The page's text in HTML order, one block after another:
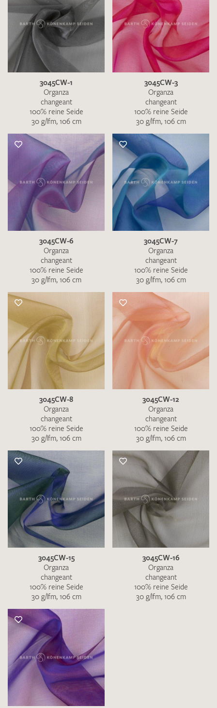
Ich bin damit einverstanden, dass meine angegebenen Daten
zur Beantwortung meiner Musteranfrage genutzt werden.
DieDatenschutzbestimmungen habe ich zur Kenntnis
genommen und akzeptiere diese.
3045CW-1
Organza
changeant
100% reine Seide
30 g/lfm, 106 cm
3045CW-3
Organza
changeant
100% reine Seide
30 g/lfm, 106 cm
3045CW-6
Organza
changeant
100% reine Seide
30 g/lfm, 106 cm
3045CW-7
Organza
changeant
100% reine Seide
30 g/lfm, 106 cm
3045CW-8
Organza
changeant
100% reine Seide
30 g/lfm, 106 cm
3045CW-12
Organza
changeant
100% reine Seide
30 g/lfm, 106 cm
3045CW-15
Organza
changeant
100% reine Seide
30 g/lfm, 106 cm
3045CW-16
Organza
changeant
100% reine Seide
30 g/lfm, 106 cm